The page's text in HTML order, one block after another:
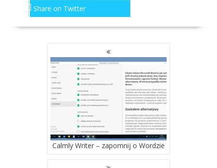
Share on Twitter
NAWIGACJA
Calmly Writer – zapomnij o Wordzie